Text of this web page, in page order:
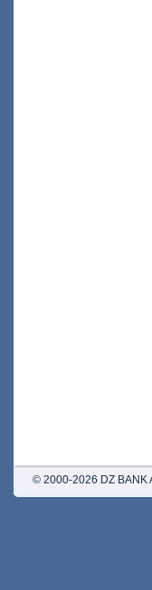
© 2000-2026 DZ BANK